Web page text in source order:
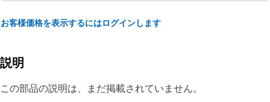
お客様価格を表示するにはログインします
説明
この部品の説明は、まだ掲載されていません。